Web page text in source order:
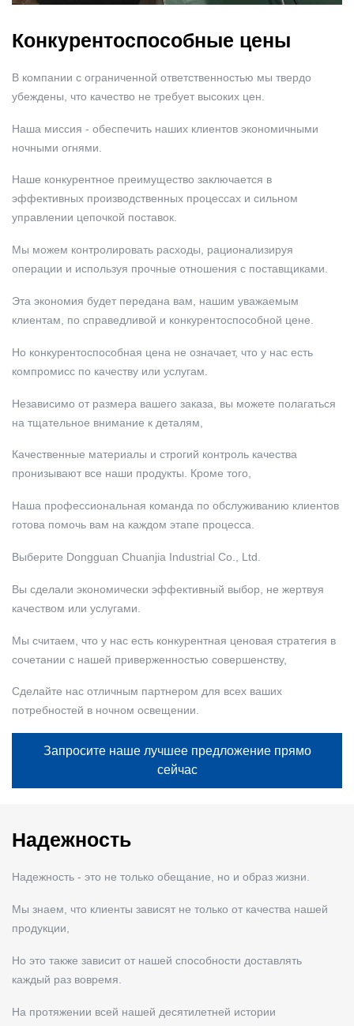
Конкурентоспособные цены
В компании с ограниченной ответственностью мы твердо
убеждены, что качество не требует высоких цен.
Наша миссия - обеспечить наших клиентов экономичными
ночными огнями.
Наше конкурентное преимущество заключается в
эффективных производственных процессах и сильном
управлении цепочкой поставок.
Мы можем контролировать расходы, рационализируя
операции и используя прочные отношения с поставщиками.
Эта экономия будет передана вам, нашим уважаемым
клиентам, по справедливой и конкурентоспособной цене.
Но конкурентоспособная цена не означает, что у нас есть
компромисс по качеству или услугам.
Независимо от размера вашего заказа, вы можете полагаться
на тщательное внимание к деталям,
Качественные материалы и строгий контроль качества
пронизывают все наши продукты. Кроме того,
Наша профессиональная команда по обслуживанию клиентов
готова помочь вам на каждом этапе процесса.
Выберите Dongguan Chuanjia Industrial Co., Ltd.
Вы сделали экономически эффективный выбор, не жертвуя
качеством или услугами.
Мы считаем, что у нас есть конкурентная ценовая стратегия в
сочетании с нашей приверженностью совершенству,
Сделайте нас отличным партнером для всех ваших
потребностей в ночном освещении.
Запросите наше лучшее предложение прямо
сейчас
Надежность
Надежность - это не только обещание, но и образ жизни.
Мы знаем, что клиенты зависят не только от качества нашей
продукции,
Но это также зависит от нашей способности доставлять
каждый раз вовремя.
На протяжении всей нашей десятилетней истории